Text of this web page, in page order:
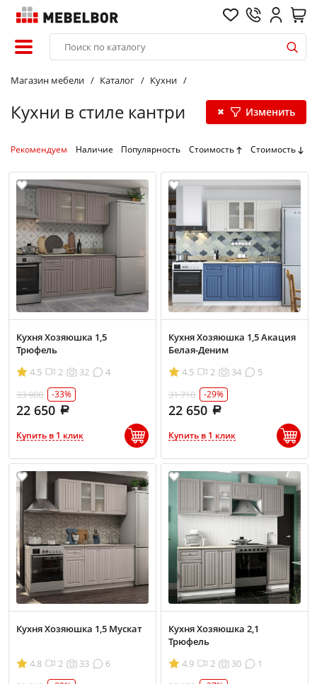
Магазин мебели Каталог Кухни
Кухни в стиле кантри Изменить
Рекомендуем Наличие Популярность Стоимость Стоимость
Кухня Хозяюшка 1,5
Трюфель
4.5
2 32
4
33 980
-33%
22 650
Купить в 1 клик
Кухня Хозяюшка 1,5 Акация
Белая-Деним
4.5
2 34
5
31 710
-29%
22 650
Купить в 1 клик
Кухня Хозяюшка 1,5 Мускат
4.8 2 33
6
Кухня Хозяюшка 2,1
Трюфель
4.9
2 30
1